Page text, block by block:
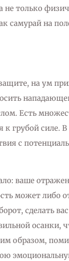
только
самурай на
на ум
Есть
к грубой силе.
с
ваше
может либо
сделать
осанки,
образом,